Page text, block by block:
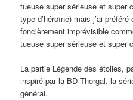
tueuse super sérieuse et super
type d’héroïne) mais j’ai préféré
foncièrement imprévisible
tueuse super sérieuse et super
La partie Légende des étoiles,
inspiré par la BD Thorgal, la
général.